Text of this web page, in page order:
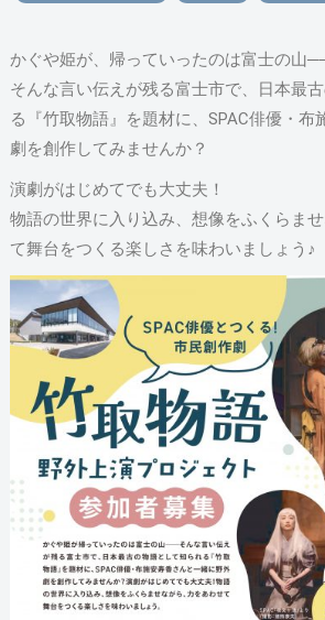
かぐや姫が、帰っていったのは富士の山
そんな言い伝えが残る富士市で、日本最
る『竹取物語』を題材に、SPAC俳優・布
劇を創作してみませんか？
演劇がはじめてでも大丈夫！
物語の世界に入り込み、想像をふくらま
て舞台をつくる楽しさを味わいましょう♪